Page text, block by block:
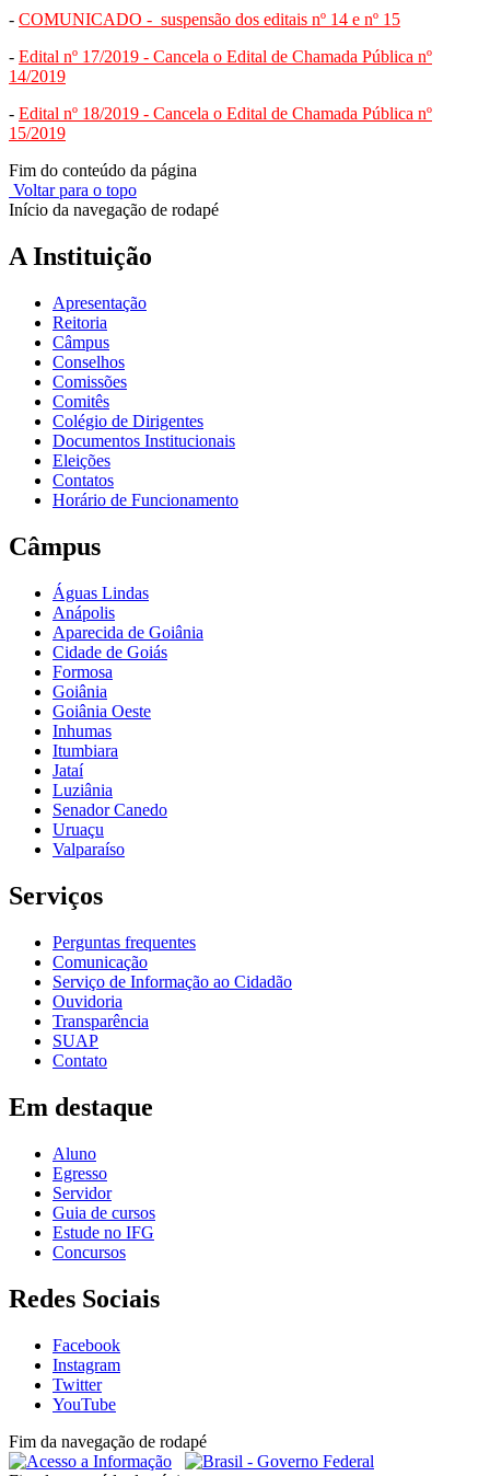
- COMUNICADO - suspensão dos editais nº 14 e nº 15
- Edital nº 17/2019 - Cancela o Edital de Chamada Pública nº
14/2019
- Edital nº 18/2019 - Cancela o Edital de Chamada Pública nº
15/2019
Fim do conteúdo da página
Voltar para o topo
Início da navegação de rodapé
A Instituição
Apresentação
Reitoria
Câmpus
Conselhos
Comissões
Comitês
Colégio de Dirigentes
Documentos Institucionais
Eleições
Contatos
Horário de Funcionamento
Câmpus
Águas Lindas
Anápolis
Aparecida de Goiânia
Cidade de Goiás
Formosa
Goiânia
Goiânia Oeste
Inhumas
Itumbiara
Jataí
Luziânia
Senador Canedo
Uruaçu
Valparaíso
Serviços
Perguntas frequentes
Comunicação
Serviço de Informação ao Cidadão
Ouvidoria
Transparência
SUAP
Contato
Em destaque
Aluno
Egresso
Servidor
Guia de cursos
Estude no IFG
Concursos
Redes Sociais
Facebook
Instagram
Twitter
YouTube
Fim da navegação de rodapé